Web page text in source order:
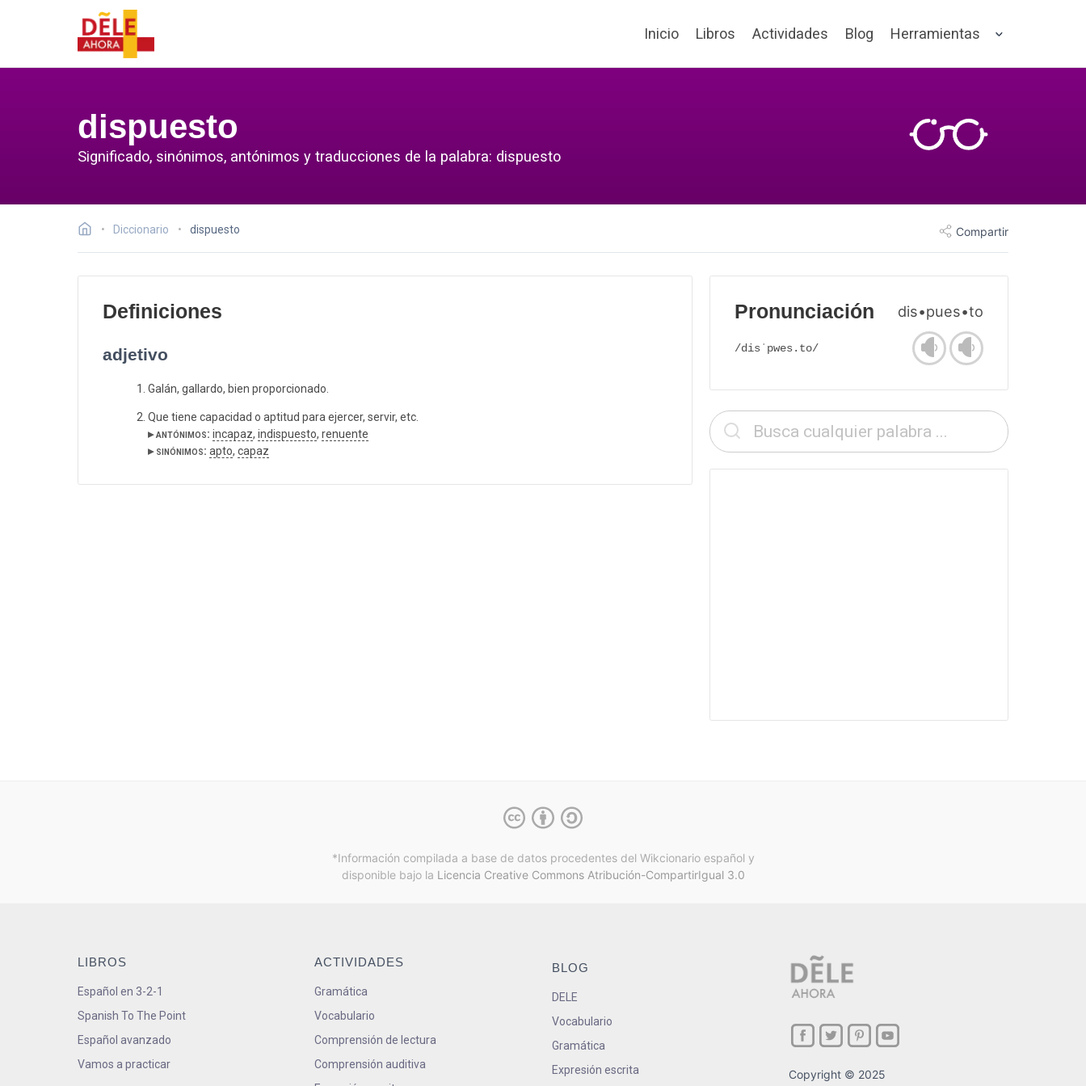
Inicio Libros Actividades Blog Herramientas
dispuesto
Significado, sinónimos, antónimos y traducciones de la palabra: dispuesto
Diccionario dispuesto Compartir
Definiciones
adjetivo
Galán, gallardo, bien proporcionado.
Que tiene capacidad o aptitud para ejercer, servir, etc.
▸ antónimos: incapaz, indispuesto, renuente
▸ sinónimos: apto, capaz
Pronunciación dis•pues•to
/disˈpwes.to/
*Información compilada a base de datos procedentes del Wikcionario español y
disponible bajo la Licencia Creative Commons Atribución-CompartirIgual 3.0
LIBROS
Español en 3-2-1
Spanish To The Point
Español avanzado
Vamos a practicar
ACTIVIDADES
Gramática
Vocabulario
Comprensión de lectura
Comprensión auditiva
BLOG
DELE
Vocabulario
Gramática
Expresión escrita
Copyright © 2025